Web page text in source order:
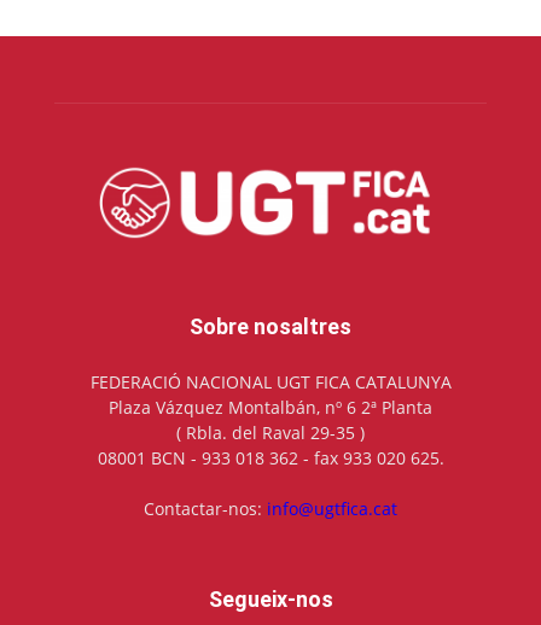
Sobre nosaltres
FEDERACIÓ NACIONAL UGT FICA CATALUNYA
Plaza Vázquez Montalbán, nº 6 2ª Planta
( Rbla. del Raval 29-35 )
08001 BCN - 933 018 362 - fax 933 020 625.
Contactar-nos: info@ugtfica.cat
Segueix-nos